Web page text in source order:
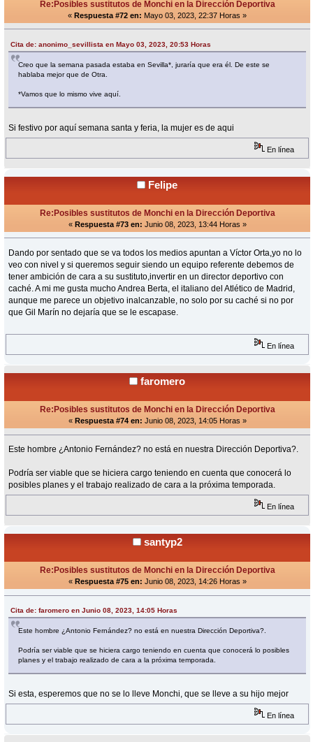
Re:Posibles sustitutos de Monchi en la Dirección Deportiva
« Respuesta #72 en: Mayo 03, 2023, 22:37 Horas »
Cita de: anonimo_sevillista en Mayo 03, 2023, 20:53 Horas
Creo que la semana pasada estaba en Sevilla*, juraría que era él. De este se
hablaba mejor que de Otra.
*Vamos que lo mismo vive aquí.
Si festivo por aquí semana santa y feria, la mujer es de aqui
En línea
Felipe
Re:Posibles sustitutos de Monchi en la Dirección Deportiva
« Respuesta #73 en: Junio 08, 2023, 13:44 Horas »
Dando por sentado que se va todos los medios apuntan a Víctor Orta,yo no lo
veo con nivel y si queremos seguir siendo un equipo referente debemos de
tener ambición de cara a su sustituto,invertir en un director deportivo con
caché. A mi me gusta mucho Andrea Berta, el italiano del Atlético de Madrid,
aunque me parece un objetivo inalcanzable, no solo por su caché si no por
que Gil Marín no dejaría que se le escapase.
En línea
faromero
Re:Posibles sustitutos de Monchi en la Dirección Deportiva
« Respuesta #74 en: Junio 08, 2023, 14:05 Horas »
Este hombre ¿Antonio Fernández? no está en nuestra Dirección Deportiva?.
Podría ser viable que se hiciera cargo teniendo en cuenta que conocerá lo
posibles planes y el trabajo realizado de cara a la próxima temporada.
En línea
santyp2
Re:Posibles sustitutos de Monchi en la Dirección Deportiva
« Respuesta #75 en: Junio 08, 2023, 14:26 Horas »
Cita de: faromero en Junio 08, 2023, 14:05 Horas
Este hombre ¿Antonio Fernández? no está en nuestra Dirección Deportiva?.
Podría ser viable que se hiciera cargo teniendo en cuenta que conocerá lo posibles
planes y el trabajo realizado de cara a la próxima temporada.
Si esta, esperemos que no se lo lleve Monchi, que se lleve a su hijo mejor
En línea